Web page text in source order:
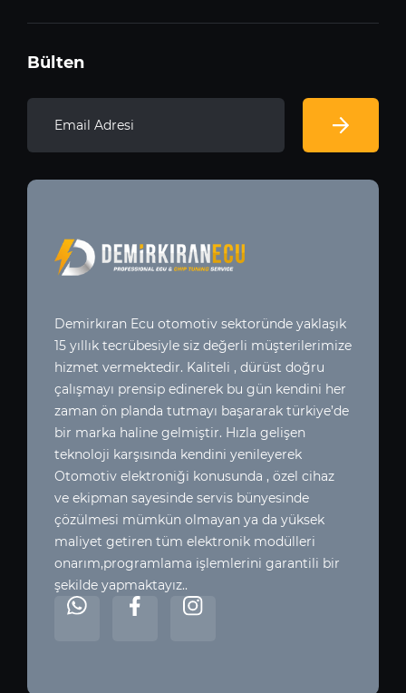
Bülten
Demirkıran Ecu otomotiv sektoründe yaklaşık
15 yıllık tecrübesiyle siz değerli müşterilerimize
hizmet vermektedir. Kaliteli , dürüst doğru
çalışmayı prensip edinerek bu gün kendini her
zaman ön planda tutmayı başararak türkiye’de
bir marka haline gelmiştir. Hızla gelişen
teknoloji karşısında kendini yenileyerek
Otomotiv elektroniği konusunda , özel cihaz
ve ekipman sayesinde servis bünyesinde
çözülmesi mümkün olmayan ya da yüksek
maliyet getiren tüm elektronik modülleri
onarım,programlama işlemlerini garantili bir
şekilde yapmaktayız..